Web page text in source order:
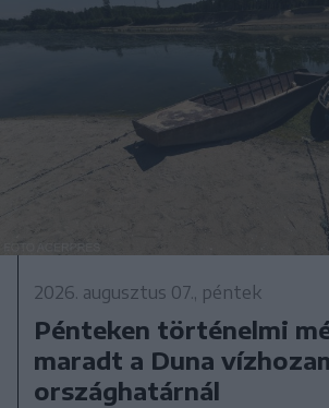
2026. augusztus 07., péntek
Pénteken történelmi
maradt a Duna
országhatárnál